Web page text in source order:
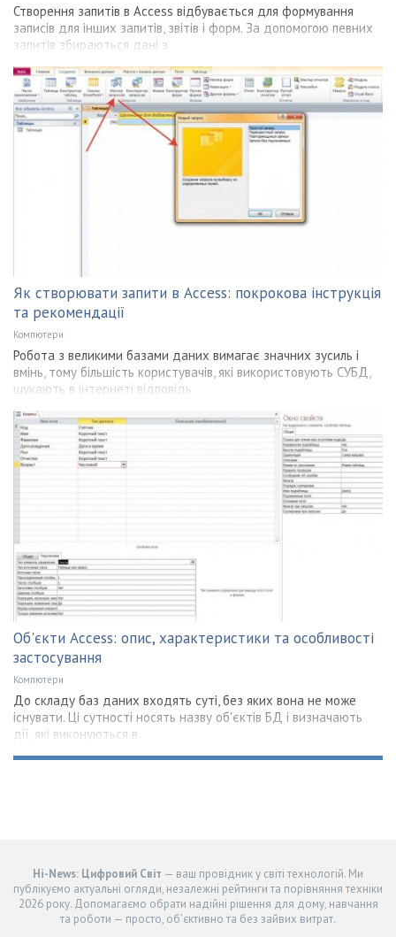
Створення запитів в Access відбувається для формування
записів для інших запитів, звітів і форм. За допомогою певних
запитів збираються дані з
Як створювати запити в Access: покрокова інструкція
та рекомендації
Компютери
Робота з великими базами даних вимагає значних зусиль і
вмінь, тому більшість користувачів, які використовують СУБД,
шукають в інтернеті відповідь
Об'єкти Access: опис, характеристики та особливості
застосування
Компютери
До складу баз даних входять суті, без яких вона не може
існувати. Ці сутності носять назву об'єктів БД і визначають
дії, які виконуються в
Hi-News: Цифровий Світ — ваш провідник у світі технологій. Ми
публікуємо актуальні огляди, незалежні рейтинги та порівняння техніки
2026 року. Допомагаємо обрати надійні рішення для дому, навчання
та роботи — просто, об’єктивно та без зайвих витрат.